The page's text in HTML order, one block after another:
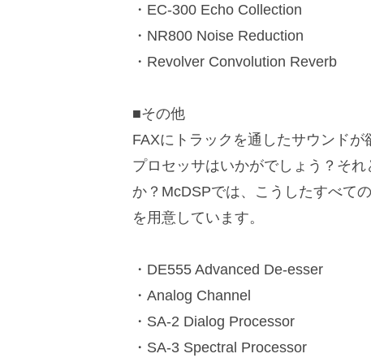
・EC-300 Echo Collection
・NR800 Noise Reduction
・Revolver Convolution Reverb
■その他
FAXにトラックを通したサウンド
プロセッサはいかがでしょう？そ
か？McDSPでは、こうしたすべて
を用意しています。
・DE555 Advanced De-esser
・Analog Channel
・SA-2 Dialog Processor
・SA-3 Spectral Processor